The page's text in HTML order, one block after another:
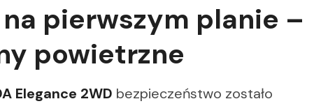
pierwszym planie –
powietrzne
Elegance 2WD bezpieczeństwo zostało